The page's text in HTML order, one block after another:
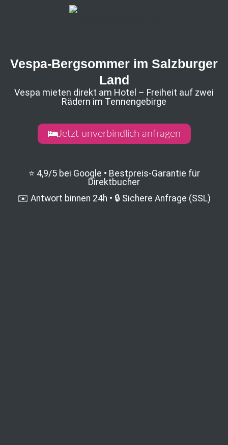
Vespa-Bergsommer im Salzburger
Land
Vespa mieten direkt am Hotel – Freiheit auf zwei
Rädern im Tennengebirge
Jetzt unverbindlich anfragen
⭐ 4,9/5 bei Google • Bestpreis-Garantie für
Direktbucher
✉️ Antwort binnen 24h • 🔒 Sichere Anfrage (SSL)